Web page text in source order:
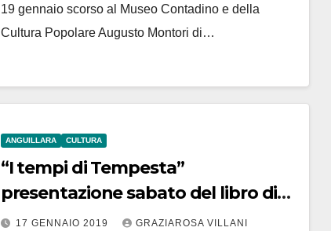
19 gennaio scorso al Museo Contadino e della
Cultura Popolare Augusto Montori di…
ANGUILLARA CULTURA
“I tempi di Tempesta”
presentazione sabato del libro di
Romano Montori al Museo
17 GENNAIO 2019 GRAZIAROSA VILLANI